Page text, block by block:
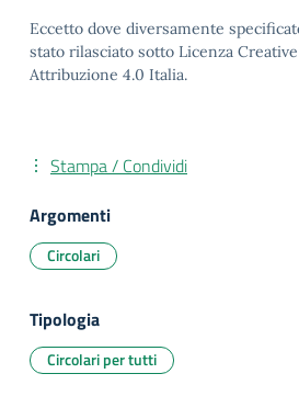
Eccetto dove diversamente
stato rilasciato sotto Licenza
Attribuzione 4.0 Italia.
Stampa / Condividi
Argomenti
Circolari
Tipologia
Circolari per tutti